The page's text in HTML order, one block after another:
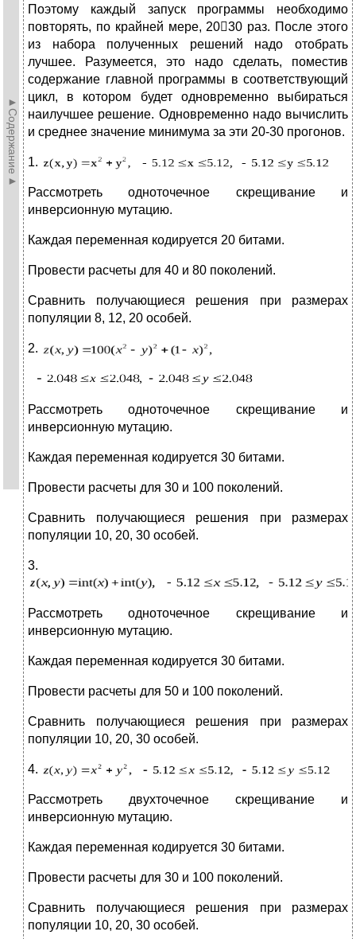
►Содержание►
Поэтому каждый запуск программы необходимо
повторять, по крайней мере, 2030 раз. После этого
из набора полученных решений надо отобрать
лучшее. Разумеется, это надо сделать, поместив
содержание главной программы в соответствующий
цикл, в котором будет одновременно выбираться
наилучшее решение. Одновременно надо вычислить
и среднее значение минимума за эти 20-30 прогонов.
1.
Рассмотреть одноточечное скрещивание и
инверсионную мутацию.
Каждая переменная кодируется 20 битами.
Провести расчеты для 40 и 80 поколений.
Сравнить получающиеся решения при размерах
популяции 8, 12, 20 особей.
2.
Рассмотреть одноточечное скрещивание и
инверсионную мутацию.
Каждая переменная кодируется 30 битами.
Провести расчеты для 30 и 100 поколений.
Сравнить получающиеся решения при размерах
популяции 10, 20, 30 особей.
3.
Рассмотреть одноточечное скрещивание и
инверсионную мутацию.
Каждая переменная кодируется 30 битами.
Провести расчеты для 50 и 100 поколений.
Сравнить получающиеся решения при размерах
популяции 10, 20, 30 особей.
4.
Рассмотреть двухточечное скрещивание и
инверсионную мутацию.
Каждая переменная кодируется 30 битами.
Провести расчеты для 30 и 100 поколений.
Сравнить получающиеся решения при размерах
популяции 10, 20, 30 особей.